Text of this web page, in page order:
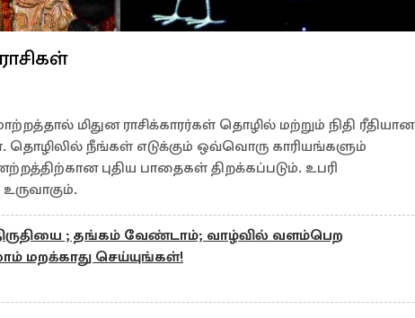
மிதுன ராசிக்காரர்கள் தொழில் மற்றும் நிதி ரீதியான
நீங்கள் எடுக்கும் ஒவ்வொரு காரியங்களும்
புதிய பாதைகள் திறக்கப்படும். உபரி
; தங்கம் வேண்டாம்; வாழ்வில் வளம்பெற
மறக்காது செய்யுங்கள்!